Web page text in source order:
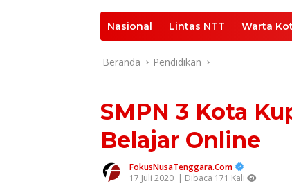
Nasional Lintas NTT Warta
Beranda Pendidikan
SMPN 3 Kota
Belajar Online
FokusNusaTenggara.Com
17 Juli 2020 | Dibaca 171 Kali